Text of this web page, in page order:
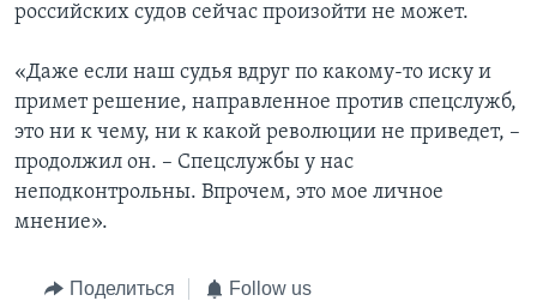
российских судов сейчас произойти не может.
«Даже если наш судья вдруг по какому-то иску и
примет решение, направленное против спецслужб,
это ни к чему, ни к какой революции не приведет, –
продолжил он. – Спецслужбы у нас
неподконтрольны. Впрочем, это мое личное
мнение».
Поделиться Follow us